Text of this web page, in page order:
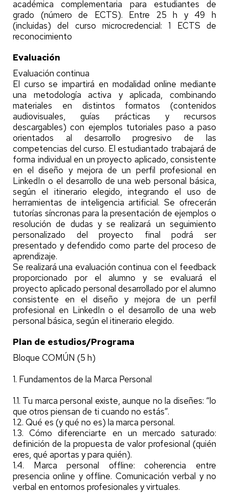
académica complementaria para estudiantes de
grado (número de ECTS). Entre 25 h y 49 h
(incluidas) del curso microcredencial: 1 ECTS de
reconocimiento
Evaluación
Evaluación continua
El curso se impartirá en modalidad online mediante
una metodología activa y aplicada, combinando
materiales en distintos formatos (contenidos
audiovisuales, guías prácticas y recursos
descargables) con ejemplos tutoriales paso a paso
orientados al desarrollo progresivo de las
competencias del curso. El estudiantado trabajará de
forma individual en un proyecto aplicado, consistente
en el diseño y mejora de un perfil profesional en
LinkedIn o el desarrollo de una web personal básica,
según el itinerario elegido, integrando el uso de
herramientas de inteligencia artificial. Se ofrecerán
tutorías síncronas para la presentación de ejemplos o
resolución de dudas y se realizará un seguimiento
personalizado del proyecto final podrá ser
presentado y defendido como parte del proceso de
aprendizaje.
Se realizará una evaluación continua con el feedback
proporcionado por el alumno y se evaluará el
proyecto aplicado personal desarrollado por el alumno
consistente en el diseño y mejora de un perfil
profesional en LinkedIn o el desarrollo de una web
personal básica, según el itinerario elegido.
Plan de estudios/Programa
Bloque COMÚN (5 h)
1. Fundamentos de la Marca Personal
1.1. Tu marca personal existe, aunque no la diseñes: “lo
que otros piensan de ti cuando no estás”.
1.2. Qué es (y qué no es) la marca personal.
1.3. Cómo diferenciarte en un mercado saturado:
definición de la propuesta de valor profesional (quién
eres, qué aportas y para quién).
1.4. Marca personal offline: coherencia entre
presencia online y offline. Comunicación verbal y no
verbal en entornos profesionales y virtuales.